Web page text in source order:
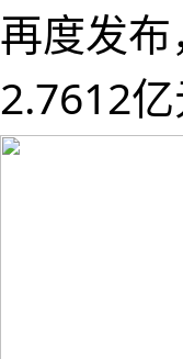
再度发
2.7612亿